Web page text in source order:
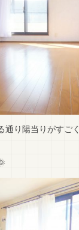
通り陽当りがすご